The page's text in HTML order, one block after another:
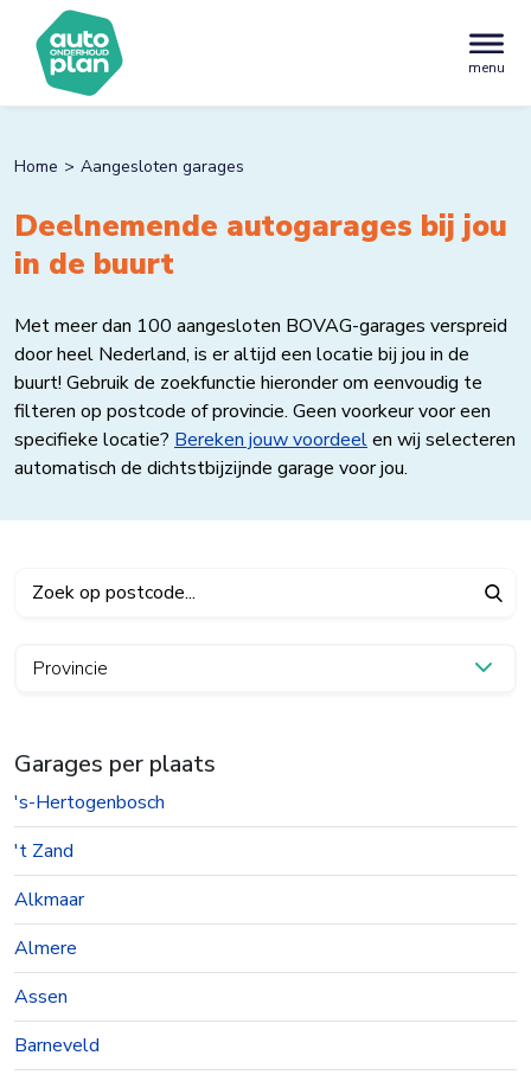
menu
Home Aangesloten garages
Deelnemende autogarages bij jou
in de buurt
Met meer dan 100 aangesloten BOVAG-garages verspreid
door heel Nederland, is er altijd een locatie bij jou in de
buurt! Gebruik de zoekfunctie hieronder om eenvoudig te
filteren op postcode of provincie. Geen voorkeur voor een
specifieke locatie? Bereken jouw voordeelen wij selecteren
automatisch de dichtstbijzijnde garage voor jou.
Provincie
Garages per plaats
's-Hertogenbosch
't Zand
Alkmaar
Almere
Assen
Barneveld